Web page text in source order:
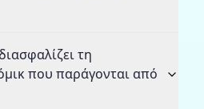
τη
που παράγονται από